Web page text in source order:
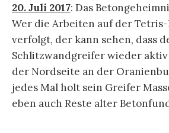
20. Juli 2017: Das
Wer die Arbeiten auf der
verfolgt, der kann sehen, dass
Schlitzwandgreifer wieder aktiv
der Nordseite an der
jedes Mal holt sein Greifer
eben auch Reste alter